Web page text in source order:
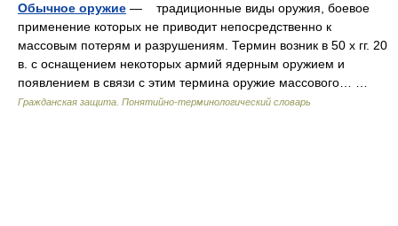
Обычное оружие — традиционные виды оружия, боевое
применение которых не приводит непосредственно к
массовым потерям и разрушениям. Термин возник в 50 х гг. 20
в. с оснащением некоторых армий ядерным оружием и
появлением в связи с этим термина оружие массового… …
Гражданская защита. Понятийно-терминологический словарь